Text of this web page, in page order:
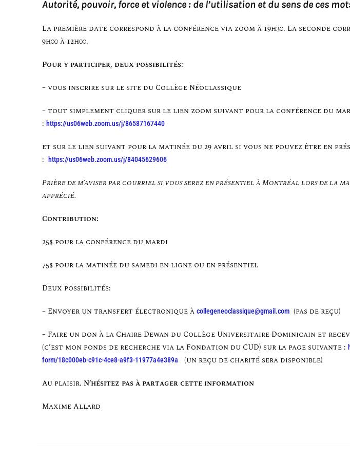
Autorité, pouvoir, force et violence : de l’utilisation et du sens de ces
La première date correspond à la conférence via zoom à 19h30. La seconde
9h00 à 12h00.
Pour y participer, deux possibilités:
– vous inscrire sur le site du Collège Néoclassique
– tout simplement cliquer sur le lien zoom suivant pour la conférence du
: https://us06web.zoom.us/j/86587167440
et sur le lien suivant pour la matinée du 29 avril si vous ne pouvez être en
:
https://us06web.zoom.us/j/84045629606
Prière de m’aviser par courriel si vous serez en présentiel à Montréal lors de la
apprécié.
Contribution:
25$ pour la conférence du mardi
75$ pour la matinée du samedi en ligne ou en présentiel
Deux possibilités:
– Envoyer un transfert électronique à collegeneoclassique@gmail.com (pas de reçu)
– Faire un don à la Chaire Dewan du Collège Universitaire Dominicain et
(c’est mon fonds de recherche via la Fondation du CUD) sur la page suivante :
form/18c000eb-c91c-4ce8-a9f3-11977a4e389a
(un reçu de charité sera disponible)
Au plaisir. N’hésitez pas à partager cette information
Maxime Allard